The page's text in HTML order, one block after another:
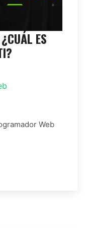
ES
Web